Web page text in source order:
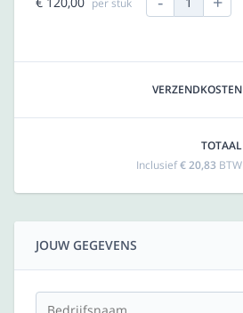
VERZENDKOSTEN
TOTAAL
Inclusief€ 20,83 BTW
JOUW GEGEVENS